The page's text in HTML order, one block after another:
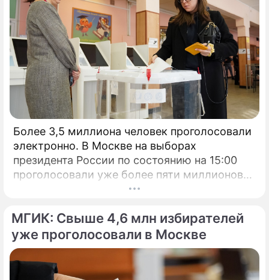
Более 3,5 миллиона человек проголосовали
электронно. В Москве на выборах
президента России по состоянию на 15:00
проголосовали уже более пяти миллионов
МГИК: Свыше 4,6 млн избирателей
уже проголосовали в Москве